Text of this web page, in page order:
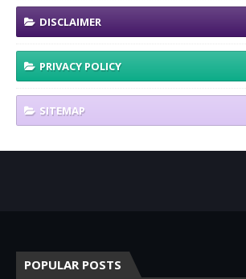
DISCLAIMER
PRIVACY POLICY
SITEMAP
POPULAR POSTS